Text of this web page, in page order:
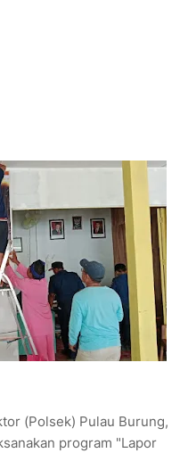
(Polsek) Pulau Burung,
program "Lapor